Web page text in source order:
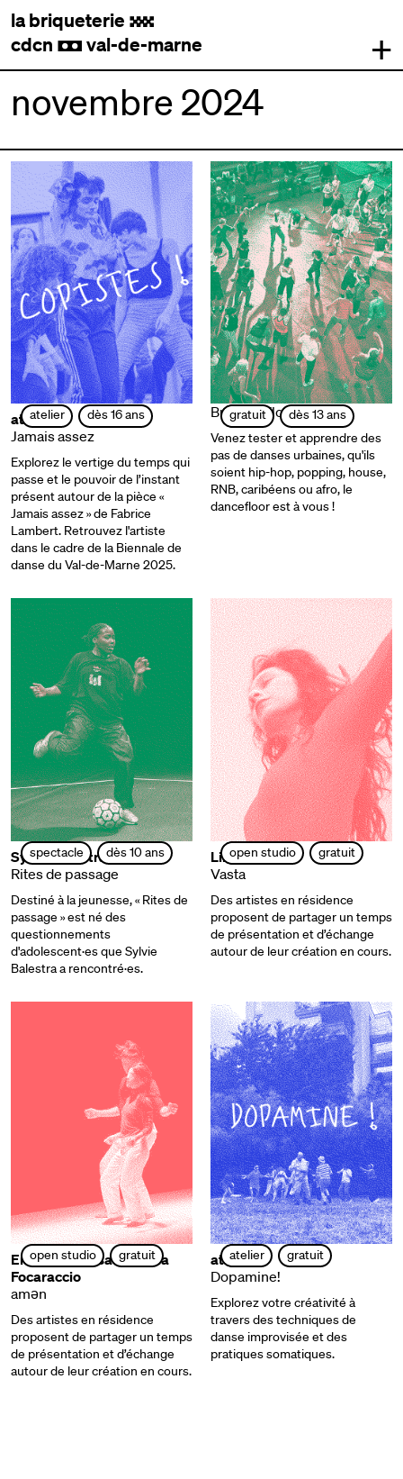
la briqueterie .
cdcn , val-de-marne
+
novembre 2024
atelier dès 16 ans
ateliers
Jamais assez
Explorez le vertige du temps qui
passe et le pouvoir de l’instant
présent autour de la pièce «
Jamais assez » de Fabrice
Lambert. Retrouvez l'artiste
dans le cadre de la Biennale de
danse du Val-de-Marne 2025.
gratuit dès 13 ans
Burning Floor!
Venez tester et apprendre des
pas de danses urbaines, qu'ils
soient hip-hop, popping, house,
RNB, caribéens ou afro, le
dancefloor est à vous !
spectacle dès 10 ans
Sylvie Balestra
Rites de passage
Destiné à la jeunesse, « Rites de
passage » est né des
questionnements
d'adolescent·es que Sylvie
Balestra a rencontré·es.
open studio gratuit
Lina Gómez
Vasta
Des artistes en résidence
proposent de partager un temps
de présentation et d’échange
autour de leur création en cours.
open studio gratuit
Emanuele Rosa et Maria
Focaraccio
amən
Des artistes en résidence
proposent de partager un temps
de présentation et d’échange
autour de leur création en cours.
atelier gratuit
atelier
Dopamine!
Explorez votre créativité à
travers des techniques de
danse improvisée et des
pratiques somatiques.